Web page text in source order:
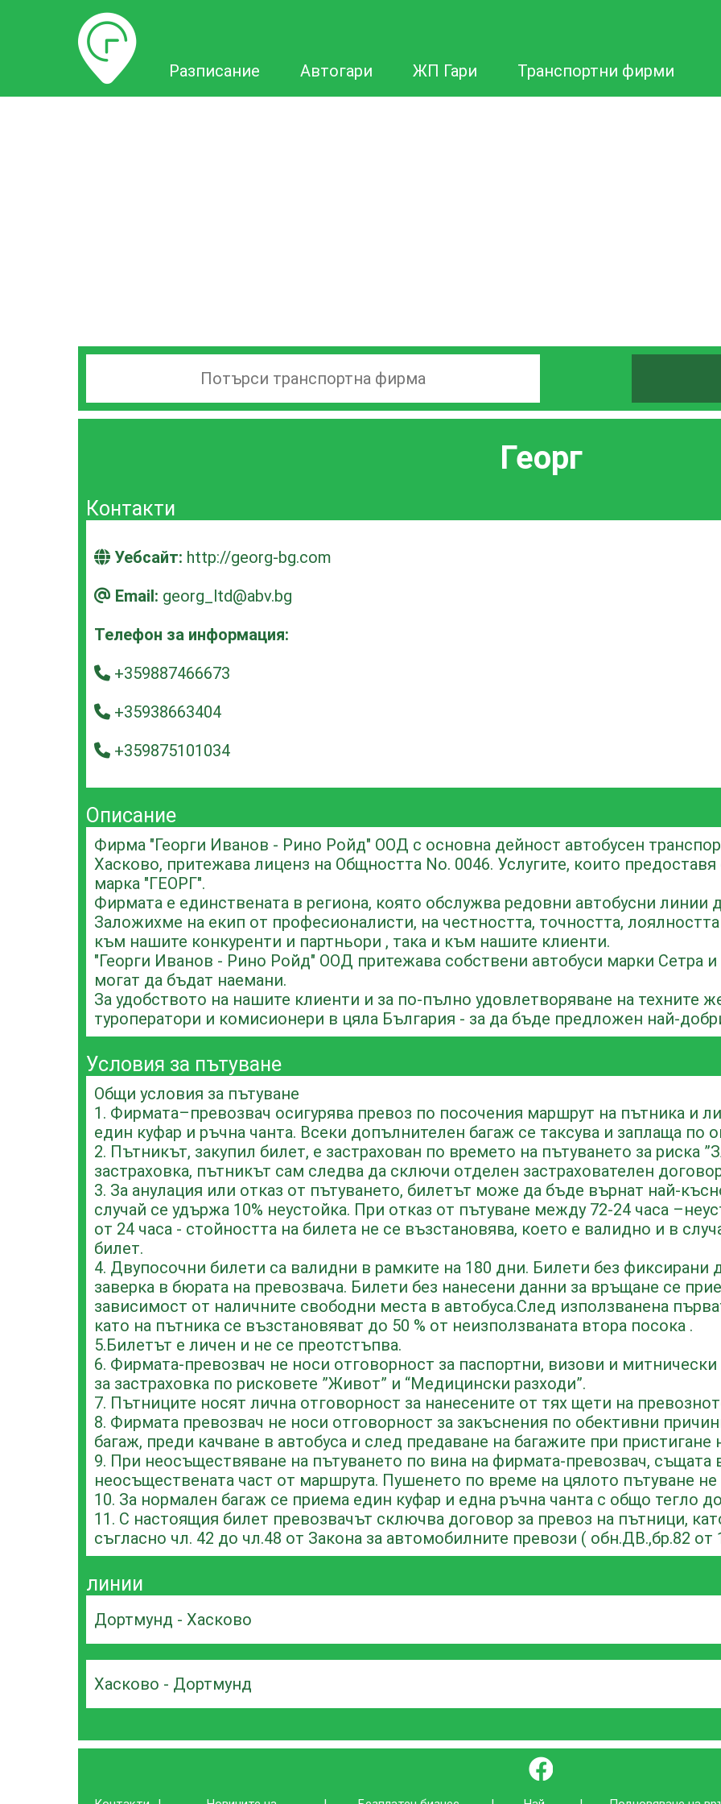
Разписание
Разписание Автогари ЖП Гари Транспортни фирми
на
Георг
Контакти
Уебсайт: http://georg-bg.com
Email: georg_ltd@abv.bg
Телефон за информация:
+359887466673
+35938663404
+359875101034
Описание
Фирма "Георги Иванов - Рино Ройд" ООД с основна дейност автобусен
Хасково, притежава лиценз на Общността No. 0046. Услугите, които
марка "ГЕОРГ".
Фирмата е единствената в региона, която обслужва редовни автобусни линии
Заложихме на екип от професионалисти, на честността, точността,
към нашите конкуренти и партньори , така и към нашите клиенти.
"Георги Иванов - Рино Ройд" ООД притежава собствени автобуси марки Сетра
могат да бъдат наемани.
За удобството на нашите клиенти и за по-пълно удовлетворяване на техните
туроператори и комисионери в цяла България - за да бъде предложен най-
Условия за пътуване
Общи условия за пътуване
1. Фирмата–превозвач осигурява превоз по посочения маршрут на пътника и
един куфар и ръчна чанта. Всеки допълнителен багаж се таксува и заплаща по
2. Пътникът, закупил билет, е застрахован по времето на пътуването за риска
застраховка, пътникът сам следва да сключи отделен застрахователен
3. За анулация или отказ от пътуването, билетът може да бъде върнат най-
случай се удържа 10% неустойка. При отказ от пътуване между 72-24 часа
от 24 часа - стойността на билета не се възстановява, което е валидно и в
билет.
4. Двупосочни билети са валидни в рамките на 180 дни. Билети без фиксирани
заверка в бюрата на превозвача. Билети без нанесени данни за връщане се
зависимост от наличните свободни места в автобуса.След използванена
като на пътника се възстановяват до 50 % от неизползваната втора посока .
5.Билетът е личен и не се преотстъпва.
6. Фирмата-превозвач не носи отговорност за паспортни, визови и
за застраховка по рисковете ”Живот” и “Медицински разходи”.
7. Пътниците носят лична отговорност за нанесените от тях щети на
8. Фирмата превозвач не носи отговорност за закъснения по обективни
багаж, преди качване в автобуса и след предаване на багажите при пристигане
9. При неосъществяване на пътуването по вина на фирмата-превозвач, същата
неосъществената част от маршрута. Пушенето по време на цялото пътуване не
10. За нормален багаж се приема един куфар и една ръчна чанта с общо тегло
11. С настоящия билет превозвачът сключва договор за превоз на пътници,
съгласно чл. 42 до чл.48 от Закона за автомобилните превози ( обн.ДВ.,бр.82 от
линии
Дортмунд - Хасково
Хасково - Дортмунд
}